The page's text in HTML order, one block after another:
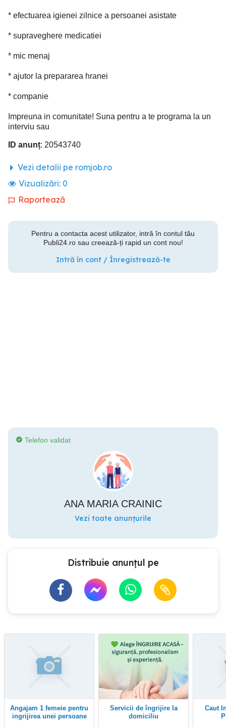
* efectuarea igienei zilnice a persoanei asistate
* supraveghere medicatiei
* mic menaj
* ajutor la prepararea hranei
* companie
Impreuna in comunitate! Suna pentru a te programa la un
interviu sau
ID anunț: 20543740
Vezi detalii pe romjob.ro
Vizualizări: 0
Raportează
Pentru a contacta acest utilizator, intră în contul tău
Publi24.ro sau creează-ți rapid un cont nou!
Intră în cont / Înregistrează-te
Telefon validat
ANA MARIA CRAINIC
Vezi toate anunțurile
Distribuie anunțul pe
Angajam 1 femeie pentru
ingrijirea unei persoane
Servicii de îngrijire la
domiciliu
Caut Infirmieră Intern